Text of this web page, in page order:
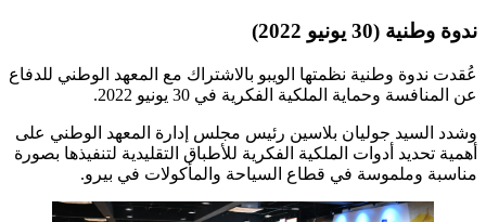
ندوة وطنية (30 يونيو 2022)
عُقدت ندوة وطنية نظمتها الويبو بالاشتراك مع المعهد الوطني للدفاع
عن المنافسة وحماية الملكية الفكرية في 30 يونيو 2022.
وشدد السيد جوليان بلاسين رئيس مجلس إدارة المعهد الوطني على
أهمية تحديد أدوات الملكية الفكرية للأطباق التقليدية لتنفيذها بصورة
مناسبة وملموسة في قطاع السياحة والمأكولات في بيرو.